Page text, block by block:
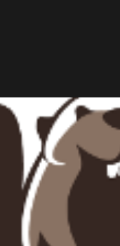
and see 國內某SOC疑遭